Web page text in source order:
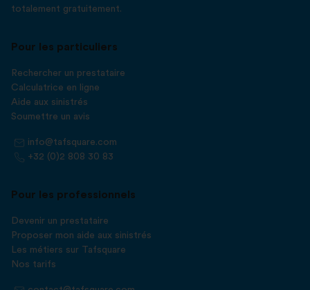
totalement gratuitement.
Pour les particuliers
Rechercher un prestataire
Calculatrice en ligne
Aide aux sinistrés
Soumettre un avis
info@tafsquare.com
+32 (0)2 808 30 83
Pour les professionnels
Devenir un prestataire
Proposer mon aide aux sinistrés
Les métiers sur Tafsquare
Nos tarifs